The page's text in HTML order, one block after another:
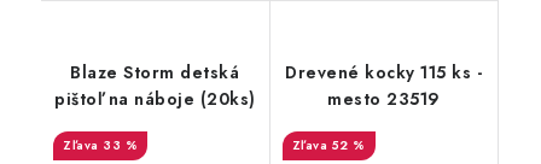
Blaze Storm detská
pištoľ na náboje (20ks)
33 %
Drevené kocky 115 ks -
mesto 23519
52 %